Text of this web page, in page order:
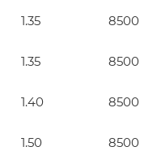
1.35 8500
1.35 8500
1.40 8500
1.50 8500